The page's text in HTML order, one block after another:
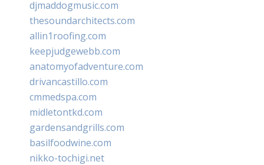
djmaddogmusic.com
thesoundarchitects.com
allin1roofing.com
keepjudgewebb.com
anatomyofadventure.com
drivancastillo.com
cmmedspa.com
midletontkd.com
gardensandgrills.com
basilfoodwine.com
nikko-tochigi.net